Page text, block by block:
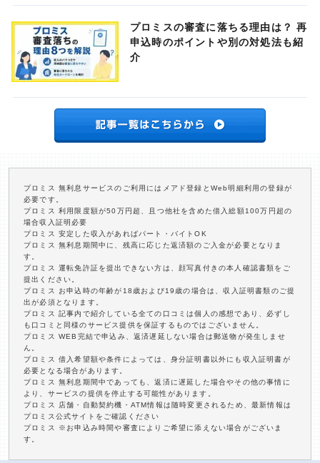
プロミスの審査に落ちる理由は？ 再
申込時のポイントや別の対処法も紹
介
プロミス 無利息サービスのご利用にはメアド登録とWeb明細利用の登録が
必要です。
プロミス 利用限度額が50万円超、且つ他社を含めた借入総額100万円超の
場合収入証明必要
プロミス 安定した収入があればパート・バイトOK
プロミス 無利息期間中に、残高に応じた返済額のご入金が必要となりま
す。
プロミス 運転免許証を提出できない方は、顔写真付きの本人確認書類をご
提出ください。
プロミス お申込時の年齢が18歳および19歳の場合は、収入証明書類のご提
出が必須となります。
プロミス 記事内で紹介している全ての口コミは個人の感想であり、必ずし
も口コミと同様のサービス提供を保証するものではございません。
プロミス WEB完結で申込み、返済遅延しない場合は郵送物が発生しませ
ん。
プロミス 借入希望額や条件によっては、身分証明書以外にも収入証明書が
必要となる場合があります。
プロミス 無利息期間中であっても、返済に遅延した場合やその他の事情に
より、サービスの提供を停止する可能性があります。
プロミス 店舗・自動契約機・ATM情報は随時変更されるため、最新情報は
プロミス公式サイトをご確認ください
プロミス ※お申込み時間や審査によりご希望に添えない場合がございま
す。